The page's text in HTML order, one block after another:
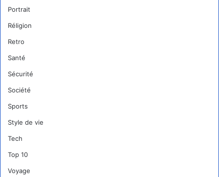
Portrait
Réligion
Retro
Santé
Sécurité
Société
Sports
Style de vie
Tech
Top 10
Voyage